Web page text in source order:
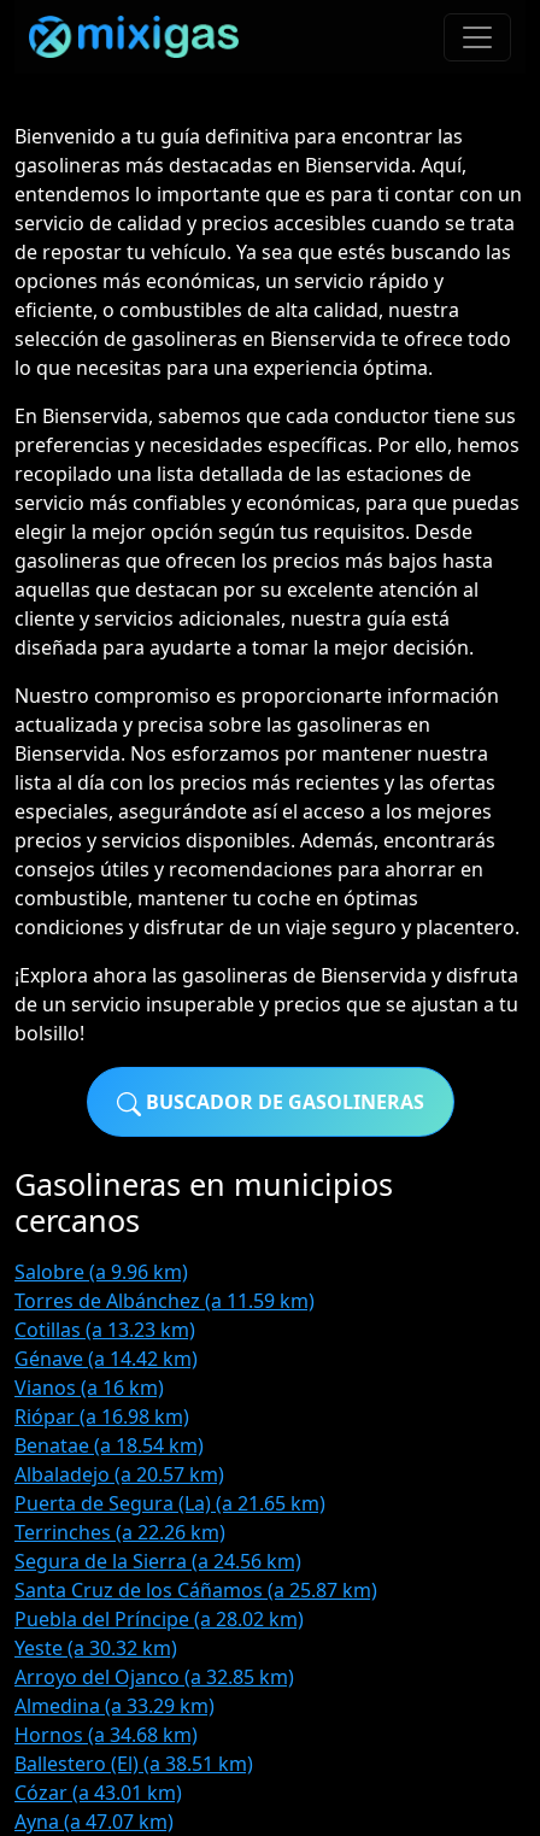
Bienvenido a tu guía definitiva para encontrar las
gasolineras más destacadas en Bienservida. Aquí,
entendemos lo importante que es para ti contar con un
servicio de calidad y precios accesibles cuando se trata
de repostar tu vehículo. Ya sea que estés buscando las
opciones más económicas, un servicio rápido y
eficiente, o combustibles de alta calidad, nuestra
selección de gasolineras en Bienservida te ofrece todo
lo que necesitas para una experiencia óptima.
En Bienservida, sabemos que cada conductor tiene sus
preferencias y necesidades específicas. Por ello, hemos
recopilado una lista detallada de las estaciones de
servicio más confiables y económicas, para que puedas
elegir la mejor opción según tus requisitos. Desde
gasolineras que ofrecen los precios más bajos hasta
aquellas que destacan por su excelente atención al
cliente y servicios adicionales, nuestra guía está
diseñada para ayudarte a tomar la mejor decisión.
Nuestro compromiso es proporcionarte información
actualizada y precisa sobre las gasolineras en
Bienservida. Nos esforzamos por mantener nuestra
lista al día con los precios más recientes y las ofertas
especiales, asegurándote así el acceso a los mejores
precios y servicios disponibles. Además, encontrarás
consejos útiles y recomendaciones para ahorrar en
combustible, mantener tu coche en óptimas
condiciones y disfrutar de un viaje seguro y placentero.
¡Explora ahora las gasolineras de Bienservida y disfruta
de un servicio insuperable y precios que se ajustan a tu
bolsillo!
BUSCADOR DE GASOLINERAS
Gasolineras en municipios
cercanos
Salobre (a 9.96 km)
Torres de Albánchez (a 11.59 km)
Cotillas (a 13.23 km)
Génave (a 14.42 km)
Vianos (a 16 km)
Riópar (a 16.98 km)
Benatae (a 18.54 km)
Albaladejo (a 20.57 km)
Puerta de Segura (La) (a 21.65 km)
Terrinches (a 22.26 km)
Segura de la Sierra (a 24.56 km)
Santa Cruz de los Cáñamos (a 25.87 km)
Puebla del Príncipe (a 28.02 km)
Yeste (a 30.32 km)
Arroyo del Ojanco (a 32.85 km)
Almedina (a 33.29 km)
Hornos (a 34.68 km)
Ballestero (El) (a 38.51 km)
Cózar (a 43.01 km)
Ayna (a 47.07 km)